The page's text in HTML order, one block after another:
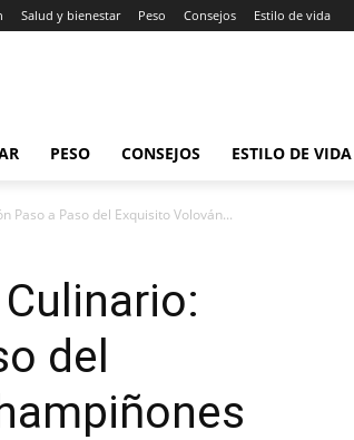
Salud y bienestar Peso Consejos Estilo de vida
PESO CONSEJOS ESTILO DE VIDA
Paso a Paso del Exquisito Volován...
del